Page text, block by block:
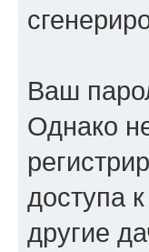
Ваш
Однако
доступа
другие